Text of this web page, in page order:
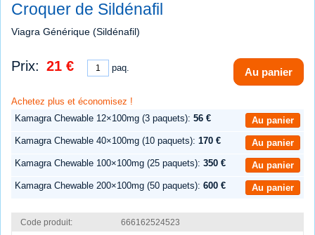
Croquer de Sildénafil
Viagra Générique (Sildénafil)
Prix: 21 € paq. Au panier
Achetez plus et économisez !
Kamagra Chewable 12×100mg (3 paquets): 56 €
Au panier
Kamagra Chewable 40×100mg (10 paquets): 170 €
Au panier
Kamagra Chewable 100×100mg (25 paquets): 350 €
Au panier
Kamagra Chewable 200×100mg (50 paquets): 600 € Au panier
Code produit:
666162524523